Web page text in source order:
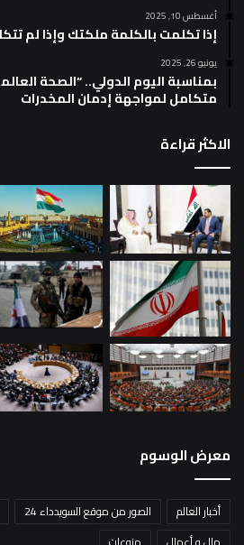
أغسطس 10, 2025
إذا تكلمت بالكلمة ملكتك وإذا لم
يونيو 26, 2025
بمناسبة اليوم الدولي.. “الصحة
متكامل لمواجهة إدمان المخدرات
الاكثر قراءة
معرض الوسوم
أخبار العالم الصور من موقع السويدداء 24